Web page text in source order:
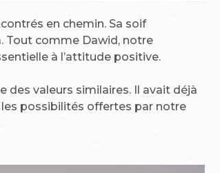
en chemin. Sa soif
Tout comme Dawid, notre
à l’attitude positive.
des valeurs similaires. Il avait déjà
les possibilités offertes par notre